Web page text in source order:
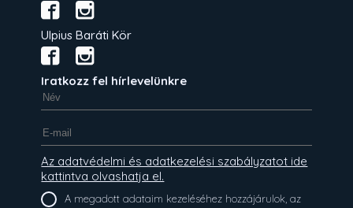
Ulpius Baráti Kör
Iratkozz fel hírlevelünkre
Az adatvédelmi és adatkezelési szabályzatot ide
kattintva olvashatja el.
A megadott adataim kezeléséhez hozzájárulok, az